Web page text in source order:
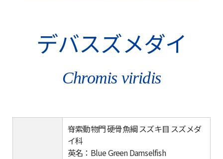
デバスズメダイ
Chromis viridis
脊索動物門 硬骨魚綱 スズキ目 スズメダ
イ科
英名：Blue Green Damselfish